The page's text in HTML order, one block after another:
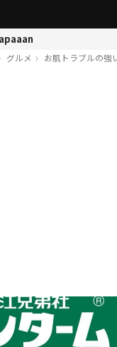
グルメ お肌トラブルの強